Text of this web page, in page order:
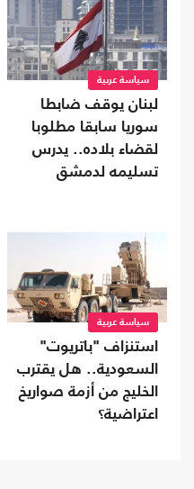
سياسة عربية
لبنان يوقف ضابطا
سوريا سابقا مطلوبا
لقضاء بلاده.. يدرس
تسليمه لدمشق
سياسة عربية
استنزاف "باتريوت"
السعودية.. هل يقترب
الخليج من أزمة صواريخ
اعتراضية؟